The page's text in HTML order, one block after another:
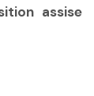
assise